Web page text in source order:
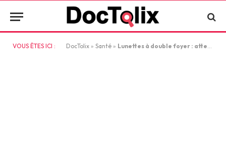
VOUS ÊTES ICI : DocTolix » Santé » Lunettes à double foyer : attention aux chutes